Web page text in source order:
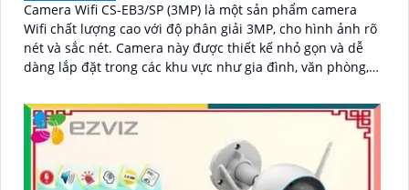
Camera Wifi CS-EB3/SP (3MP) là một sản phẩm camera
Wifi chất lượng cao với độ phân giải 3MP, cho hình ảnh rõ
nét và sắc nét. Camera này được thiết kế nhỏ gọn và dễ
dàng lắp đặt trong các khu vực như gia đình, văn phòng,